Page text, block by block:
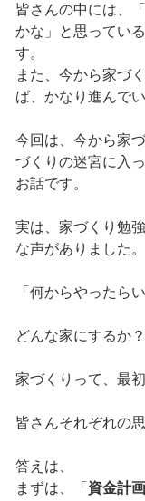
皆さんの中には、
かな」と思ってい
す。
また、今から家づ
ば、かなり進んで
今回は、今から家
づくりの迷宮に入
お話です。
実は、家づくり勉
な声がありました。
「何からやったら
どんな家にするか
家づくりって、最
皆さんそれぞれの
答えは、
まずは、「 資金計画